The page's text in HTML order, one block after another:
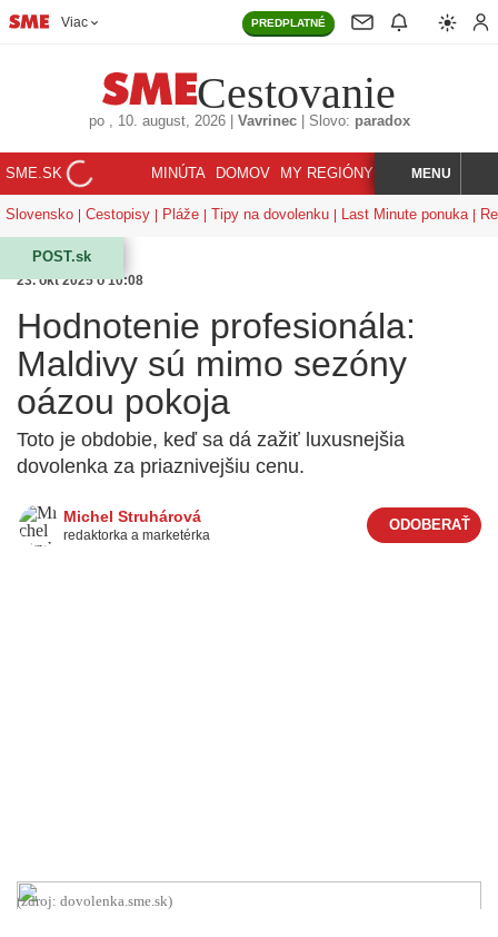
Viac PREDPLATNÉ
Cestovanie
po, 10. august, 2026| Vavrinec| Slovo: paradox
SME.SK MINÚTA DOMOV MY REGIÓNY KORZÁR
HĽADAJMENU
Slovensko Cestopisy Pláže Tipy na dovolenku Last Minute ponuka
POST.sk
23. okt 2025 o 10:08
Hodnotenie profesionála:
Maldivy sú mimo sezóny
oázou pokoja
Toto je obdobie, keď sa dá zažiť luxusnejšia
dovolenka za priaznivejšiu cenu.
Michel Struhárová
redaktorka a marketérka
(zdroj: dovolenka.sme.sk)